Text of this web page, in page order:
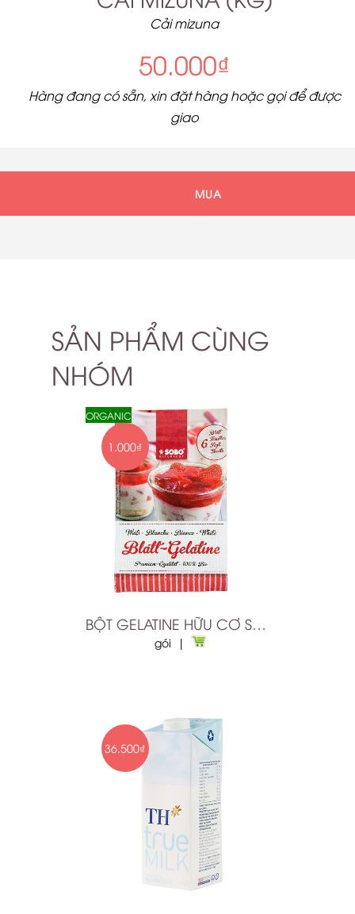
Cải mizuna
50.000₫
Hàng đang có sẵn, xin đặt hàng hoặc gọi để được
giao
MUA
SẢN PHẨM CÙNG
NHÓM
ORGANIC
1.000₫
BỘT GELATINE HỮU CƠ SOBO 9GR
gói |
36.500₫